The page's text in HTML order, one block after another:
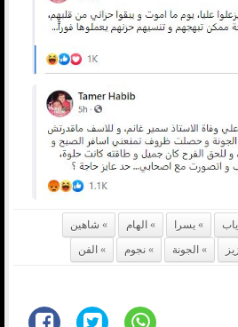
يسرا الهام
شاهين
الجونة نجوم الفن